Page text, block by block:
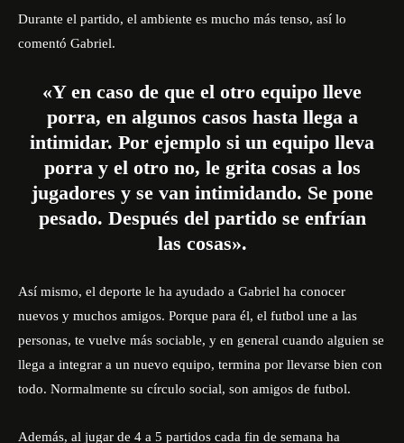
Durante el partido, el ambiente es mucho más tenso, así lo
comentó Gabriel.
«Y en caso de que el otro equipo lleve
porra, en algunos casos hasta llega a
intimidar. Por ejemplo si un equipo lleva
porra y el otro no, le grita cosas a los
jugadores y se van intimidando. Se pone
pesado. Después del partido se enfrían
las cosas».
Así mismo, el deporte le ha ayudado a Gabriel ha conocer
nuevos y muchos amigos. Porque para él, el futbol une a las
personas, te vuelve más sociable, y en general cuando alguien se
llega a integrar a un nuevo equipo, termina por llevarse bien con
todo. Normalmente su círculo social, son amigos de futbol.
Además, al jugar de 4 a 5 partidos cada fin de semana ha